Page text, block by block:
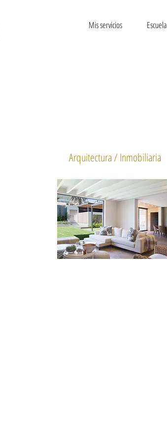
Mis servicios Escuela
Arquitectura / Inmobiliaria